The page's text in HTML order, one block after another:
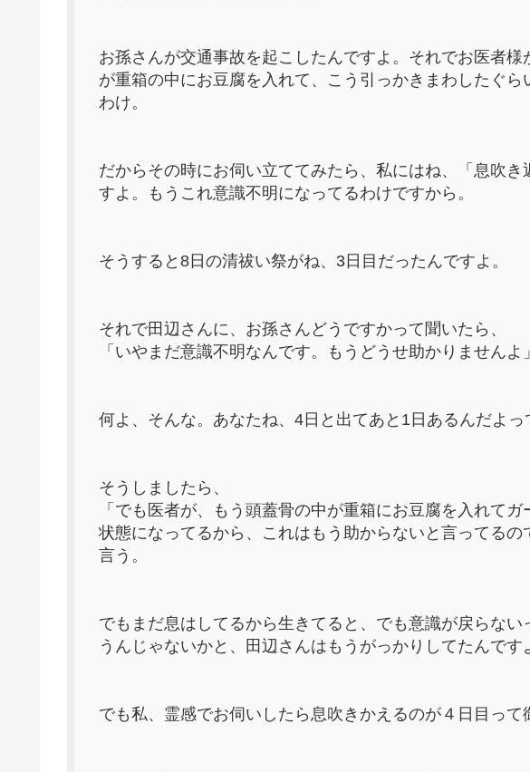
お孫さんが交通事故を起こしたんですよ。それでお医者
が重箱の中にお豆腐を入れて、こう引っかきまわしたぐら
わけ。
だからその時にお伺い立ててみたら、私にはね、「息吹
すよ。もうこれ意識不明になってるわけですから。
そうすると8日の清祓い祭がね、3日目だったんですよ。
それで田辺さんに、お孫さんどうですかって聞いたら、
「いやまだ意識不明なんです。もうどうせ助かりませんよ
何よ、そんな。あなたね、4日と出てあと1日あるんだよっ
そうしましたら、
「でも医者が、もう頭蓋骨の中が重箱にお豆腐を入れて
状態になってるから、これはもう助からないと言ってるの
言う。
でもまだ息はしてるから生きてると、でも意識が戻らない
うんじゃないかと、田辺さんはもうがっかりしてたんです
でも私、霊感でお伺いしたら息吹きかえるのが４日目って